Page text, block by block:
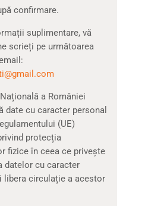
confirmare.
suplimentare, vă
scrieți pe următoarea
a României
date cu caracter personal
(UE)
protecția
fizice în ceea ce privește
datelor cu caracter
libera circulație a acestor